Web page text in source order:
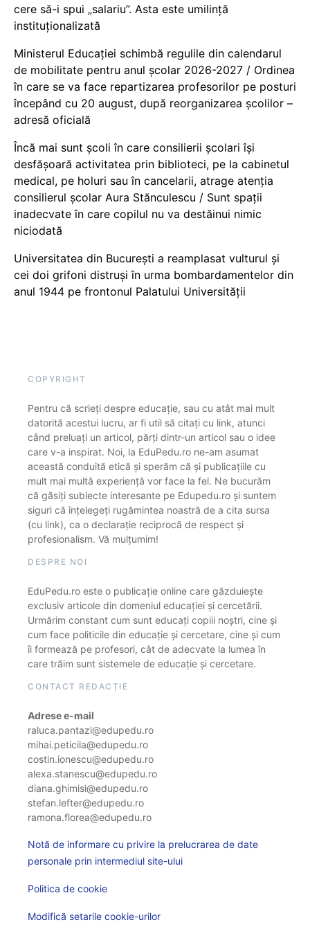
cere să-i spui „salariu”. Asta este umilință
instituționalizată
Ministerul Educației schimbă regulile din calendarul
de mobilitate pentru anul școlar 2026-2027 / Ordinea
în care se va face repartizarea profesorilor pe posturi
începând cu 20 august, după reorganizarea școlilor –
adresă oficială
Încă mai sunt școli în care consilierii școlari își
desfășoară activitatea prin biblioteci, pe la cabinetul
medical, pe holuri sau în cancelarii, atrage atenția
consilierul școlar Aura Stănculescu / Sunt spații
inadecvate în care copilul nu va destăinui nimic
niciodată
Universitatea din București a reamplasat vulturul și
cei doi grifoni distruși în urma bombardamentelor din
anul 1944 pe frontonul Palatului Universității
COPYRIGHT
Pentru că scrieți despre educație, sau cu atât mai mult
datorită acestui lucru, ar fi util să citați cu link, atunci
când preluați un articol, părți dintr-un articol sau o idee
care v-a inspirat. Noi, la EduPedu.ro ne-am asumat
această conduită etică și sperăm că și publicațiile cu
mult mai multă experiență vor face la fel. Ne bucurăm
că găsiți subiecte interesante pe Edupedu.ro și suntem
siguri că înțelegeți rugămintea noastră de a cita sursa
(cu link), ca o declarație reciprocă de respect și
profesionalism. Vă mulțumim!
DESPRE NOI
EduPedu.ro este o publicație online care găzduiește
exclusiv articole din domeniul educației și cercetării.
Urmărim constant cum sunt educați copiii noștri, cine și
cum face politicile din educație și cercetare, cine și cum
îi formează pe profesori, cât de adecvate la lumea în
care trăim sunt sistemele de educație și cercetare.
CONTACT REDACȚIE
Adrese e-mail
raluca.pantazi@edupedu.ro
mihai.peticila@edupedu.ro
costin.ionescu@edupedu.ro
alexa.stanescu@edupedu.ro
diana.ghimisi@edupedu.ro
stefan.lefter@edupedu.ro
ramona.florea@edupedu.ro
Notă de informare cu privire la prelucrarea de date
personale prin intermediul site-ului
Politica de cookie
Modifică setarile cookie-urilor